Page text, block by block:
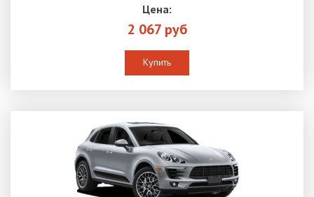
Цена:
2 067 руб
Купить